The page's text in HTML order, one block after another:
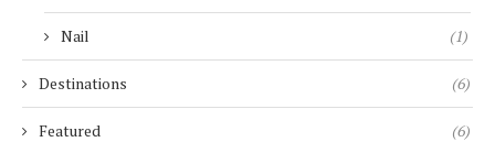
Nail (1)
Destinations (6)
Featured (6)